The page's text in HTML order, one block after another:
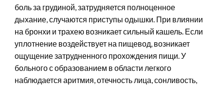
боль за грудиной, затрудняется полноценное
дыхание, случаются приступы одышки. При влиянии
на бронхи и трахею возникает сильный кашель. Если
уплотнение воздействует на пищевод, возникает
ощущение затрудненного прохождения пищи. У
больного с образованием в области легкого
наблюдается аритмия, отечность лица, сонливость,